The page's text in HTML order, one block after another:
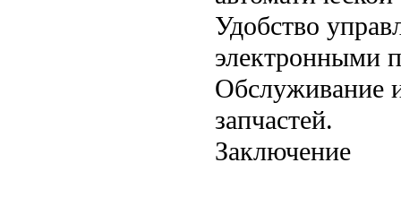
Удобство
электронными
Обслуживание
запчастей.
Заключение